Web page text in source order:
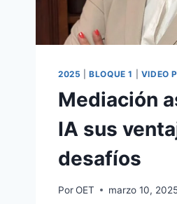
2025 |BLOQUE 1 VIDEO
Mediación
IA sus
desafíos
PorOET marzo 10,